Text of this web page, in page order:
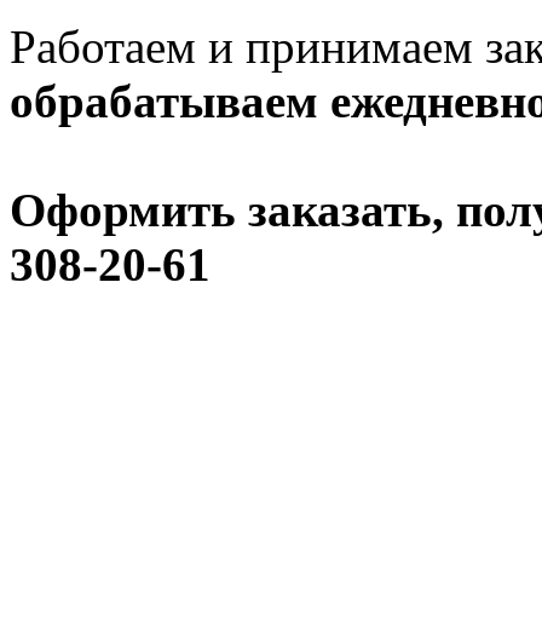
Работаем и принимаем
обрабатываем
Оформить заказать,
308-20-61